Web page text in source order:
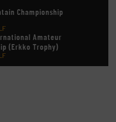
Championship
Amateur
(Erkko Trophy)
Ladies' Amateur